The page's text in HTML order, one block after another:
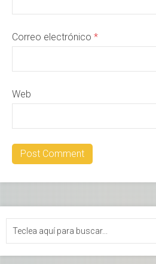
Correo electrónico *
Web